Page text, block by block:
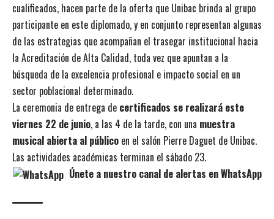
cualificados, hacen parte de la oferta que Unibac brinda al grupo
participante en este diplomado, y en conjunto representan algunas
de las estrategias que acompañan el trasegar institucional hacia
la Acreditación de Alta Calidad, toda vez que apuntan a la
búsqueda de la excelencia profesional e impacto social en un
sector poblacional determinado.
La ceremonia de entrega de certificados se realizará este
viernes 22 de junio, a las 4 de la tarde, con una muestra
musical abierta al público en el salón Pierre Daguet de Unibac.
Las actividades académicas terminan el sábado 23.
Únete a nuestro canal de alertas en WhatsApp